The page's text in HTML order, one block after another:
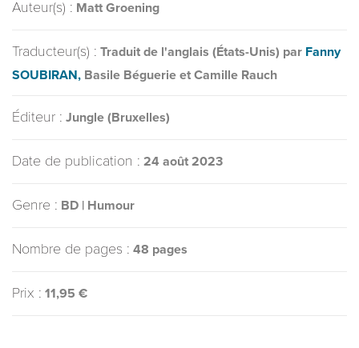
Auteur(s) : Matt Groening
Traducteur(s) : Traduit de l'anglais (États-Unis) par Fanny
SOUBIRAN, Basile Béguerie et Camille Rauch
Éditeur : Jungle (Bruxelles)
Date de publication : 24 août 2023
Genre : BD | Humour
Nombre de pages : 48 pages
Prix : 11,95 €